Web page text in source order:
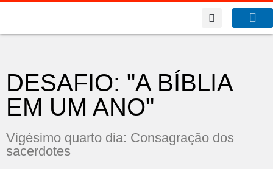
DESAFIO: "A BÍBLIA
EM UM ANO"
Vigésimo quarto dia: Consagração dos
sacerdotes